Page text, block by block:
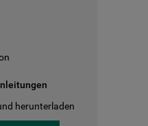
herunterladen